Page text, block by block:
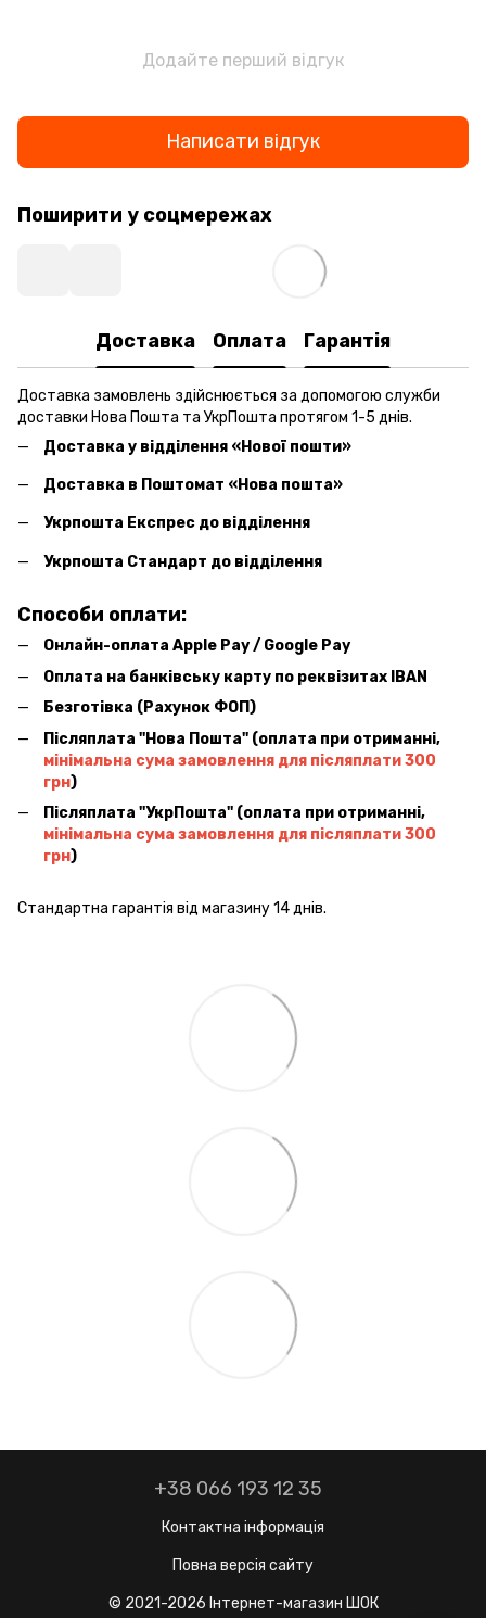
Додайте перший відгук
Написати відгук
Поширити у соцмережах
Доставка Оплата Гарантія
Доставка замовлень здійснюється за допомогою служби
доставки Нова Пошта та УкрПошта протягом 1-5 днів.
Доставка у відділення «Нової пошти»
Доставка в Поштомат «Нова пошта»
Укрпошта Експрес до відділення
Укрпошта Стандарт до відділення
Способи оплати:
Онлайн-оплата Apple Pay / Google Pay
Оплата на банківську карту по реквізитах IBAN
Безготівка (Рахунок ФОП)
Післяплата ''Нова Пошта'' (оплата при отриманні,
мінімальна сума замовлення для післяплати 300
грн)
Післяплата ''УкрПошта'' (оплата при отриманні,
мінімальна сума замовлення для післяплати 300
грн)
Стандартна гарантія від магазину 14 днів.
+38 066 193 12 35
Контактна інформація
Повна версія сайту
© 2021-2026 Інтернет-магазин ШОК